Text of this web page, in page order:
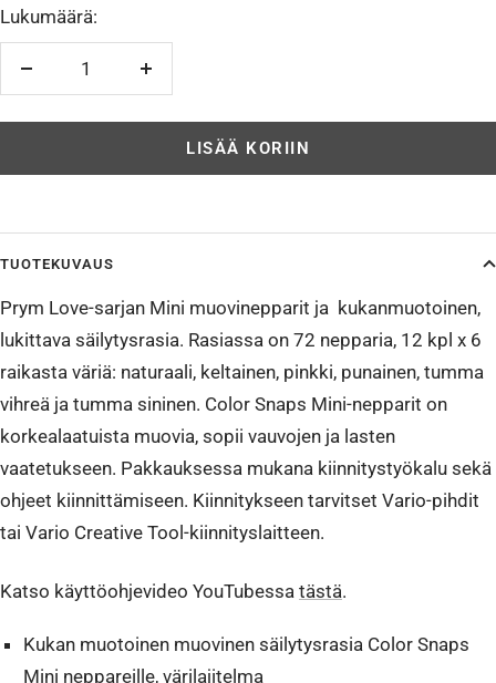
Lukumäärä:
Vähennä
LISÄÄ KORIIN
TUOTEKUVAUS
Prym Love-sarjan Mini muovinepparit ja kukanmuotoinen,
lukittava säilytysrasia. Rasiassa on 72 nepparia, 12 kpl x 6
raikasta väriä: naturaali, keltainen, pinkki, punainen, tumma
vihreä ja tumma sininen. Color Snaps Mini-nepparit on
korkealaatuista muovia, sopii vauvojen ja lasten
vaatetukseen. Pakkauksessa mukana kiinnitystyökalu sekä
ohjeet kiinnittämiseen. Kiinnitykseen tarvitset Vario-pihdit
tai Vario Creative Tool-kiinnityslaitteen.
Katso käyttöohjevideo YouTubessa tästä.
Kukan muotoinen muovinen säilytysrasia Color Snaps
Mini neppareille, värilajitelma